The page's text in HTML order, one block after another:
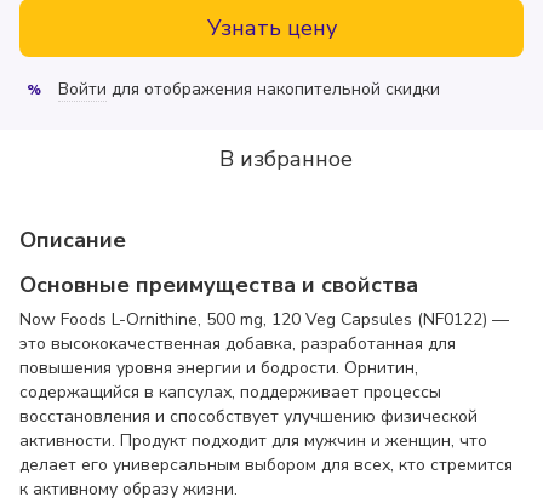
Узнать цену
% Войти для отображения накопительной скидки
В избранное
Описание
Основные преимущества и свойства
Now Foods L-Ornithine, 500 mg, 120 Veg Capsules (NF0122) —
это высококачественная добавка, разработанная для
повышения уровня энергии и бодрости. Орнитин,
содержащийся в капсулах, поддерживает процессы
восстановления и способствует улучшению физической
активности. Продукт подходит для мужчин и женщин, что
делает его универсальным выбором для всех, кто стремится
к активному образу жизни.